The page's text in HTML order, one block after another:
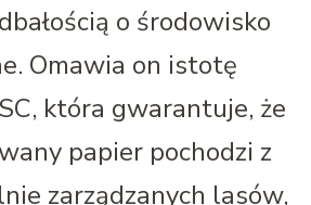
o środowisko
Omawia on istotę
która gwarantuje, że
papier pochodzi z
zarządzanych lasów,